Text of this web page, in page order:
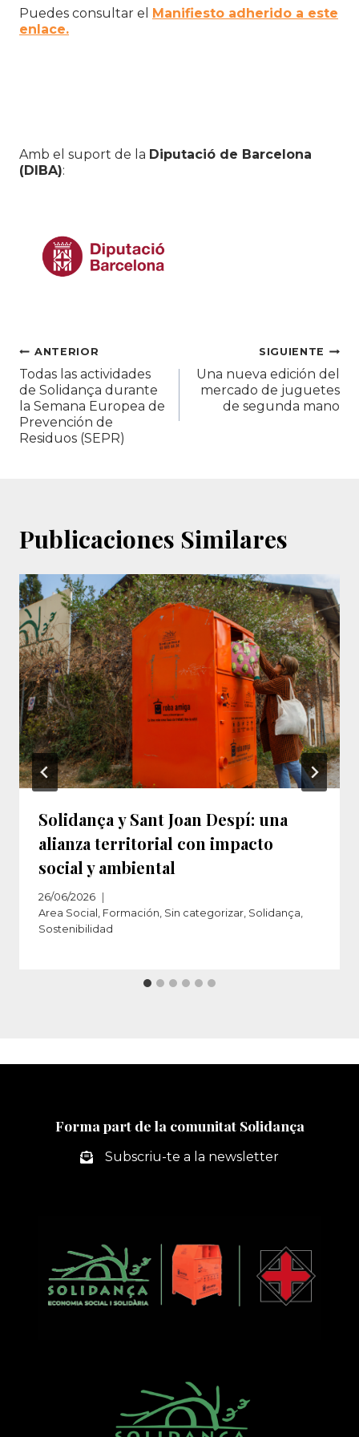
Puedes consultar el Manifiesto adherido a este
enlace.
Amb el suport de la Diputació de Barcelona
(DIBA):
Navegación
de
entradas
ANTERIOR
Todas las actividades
de Solidança durante
la Semana Europea de
Prevención de
Residuos (SEPR)
SIGUIENTE
Una nueva edición del
mercado de juguetes
de segunda mano
Publicaciones Similares
Solidança y Sant Joan Despí: una
alianza territorial con impacto
social y ambiental
26/06/2026
Area Social , Formación, Sin categorizar, Solidança,
Sostenibilidad
Forma part de la comunitat Solidança
Subscriu-te a la newsletter